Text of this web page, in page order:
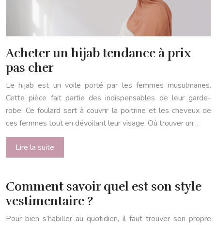
Acheter un hijab tendance à prix
pas cher
Le hijab est un voile porté par les femmes musulmanes.
Cette pièce fait partie des indispensables de leur garde-
robe. Ce foulard sert à couvrir la poitrine et les cheveux de
ces femmes tout en dévoilant leur visage. Où trouver un…
Lire la suite
Comment savoir quel est son style
vestimentaire ?
Pour bien s’habiller au quotidien, il faut trouver son propre